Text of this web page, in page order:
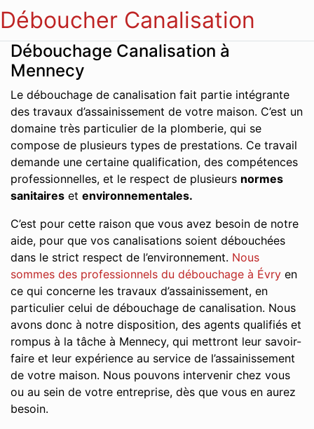
Déboucher Canalisation
Débouchage Canalisation à
Mennecy
Le débouchage de canalisation fait partie intégrante
des travaux d’assainissement de votre maison. C’est un
domaine très particulier de la plomberie, qui se
compose de plusieurs types de prestations. Ce travail
demande une certaine qualification, des compétences
professionnelles, et le respect de plusieurs normes
sanitaires et environnementales.
C’est pour cette raison que vous avez besoin de notre
aide, pour que vos canalisations soient débouchées
dans le strict respect de l’environnement. Nous
sommes des professionnels du débouchage à Évry en
ce qui concerne les travaux d’assainissement, en
particulier celui de débouchage de canalisation. Nous
avons donc à notre disposition, des agents qualifiés et
rompus à la tâche à Mennecy, qui mettront leur savoir-
faire et leur expérience au service de l’assainissement
de votre maison. Nous pouvons intervenir chez vous
ou au sein de votre entreprise, dès que vous en aurez
besoin.